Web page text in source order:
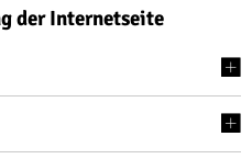
der Internetseite